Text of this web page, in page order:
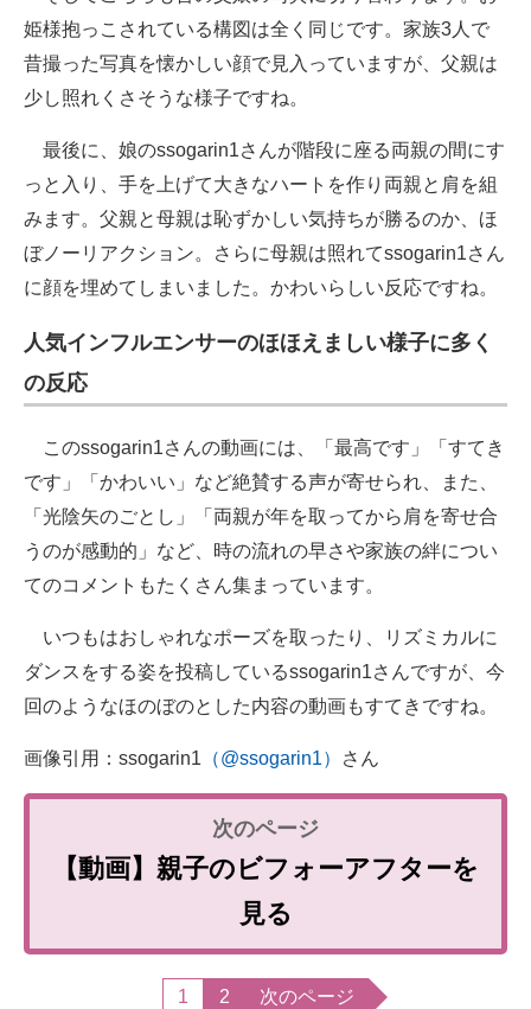
姫様抱っこされている構図は全く同じです。家族3人で
昔撮った写真を懐かしい顔で見入っていますが、父親は
少し照れくさそうな様子ですね。
最後に、娘のssogarin1さんが階段に座る両親の間にす
っと入り、手を上げて大きなハートを作り両親と肩を組
みます。父親と母親は恥ずかしい気持ちが勝るのか、ほ
ぼノーリアクション。さらに母親は照れてssogarin1さん
に顔を埋めてしまいました。かわいらしい反応ですね。
人気インフルエンサーのほほえましい様子に多く
の反応
このssogarin1さんの動画には、「最高です」「すてき
です」「かわいい」など絶賛する声が寄せられ、また、
「光陰矢のごとし」「両親が年を取ってから肩を寄せ合
うのが感動的」など、時の流れの早さや家族の絆につい
てのコメントもたくさん集まっています。
いつもはおしゃれなポーズを取ったり、リズミカルに
ダンスをする姿を投稿しているssogarin1さんですが、今
回のようなほのぼのとした内容の動画もすてきですね。
画像引用：ssogarin1 （@ssogarin1） さん
【動画】親子のビフォーアフターを
見る
1 2 次のページ